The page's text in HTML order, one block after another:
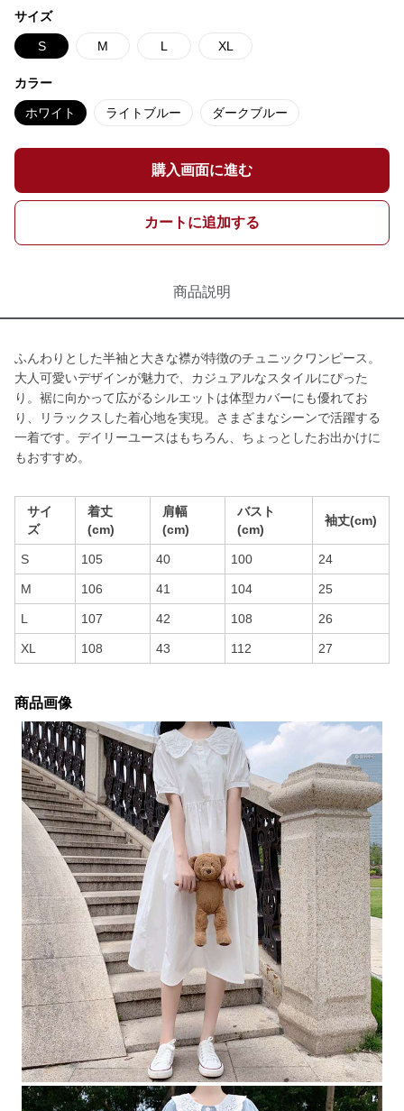
サイズ
S M L XL
カラー
ホワイト ライトブルー ダークブルー
購入画面に進む
カートに追加する
商品説明
ふんわりとした半袖と大きな襟が特徴のチュニックワンピース。
大人可愛いデザインが魅力で、カジュアルなスタイルにぴった
り。裾に向かって広がるシルエットは体型カバーにも優れてお
り、リラックスした着心地を実現。さまざまなシーンで活躍する
一着です。デイリーユースはもちろん、ちょっとしたお出かけに
もおすすめ。
サイ
ズ
着丈
(cm)
肩幅
(cm)
バスト
(cm)
袖丈(cm)
S 105 40 100 24
M 106 41 104 25
L 107 42 108 26
XL 108 43 112 27
商品画像